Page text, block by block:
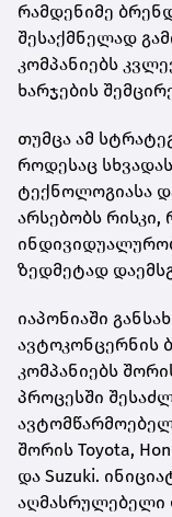
რამდენიმე
შესაქმნელად
კომპანიებს
ხარჯების
თუმცა ამ
როდესაც
ტექნოლოგიასა
არსებობს
ზედმეტად
იაპონიაში
ავტოკონცერნის
კომპანიებს
პროცესში
შორის Toyota,
და Suzuki.
აღმასრულებელი